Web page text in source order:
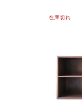
在庫切れ